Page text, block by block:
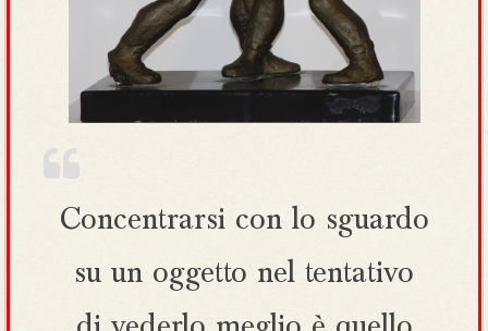
Concentrarsi con lo sguardo
su un oggetto nel tentativo